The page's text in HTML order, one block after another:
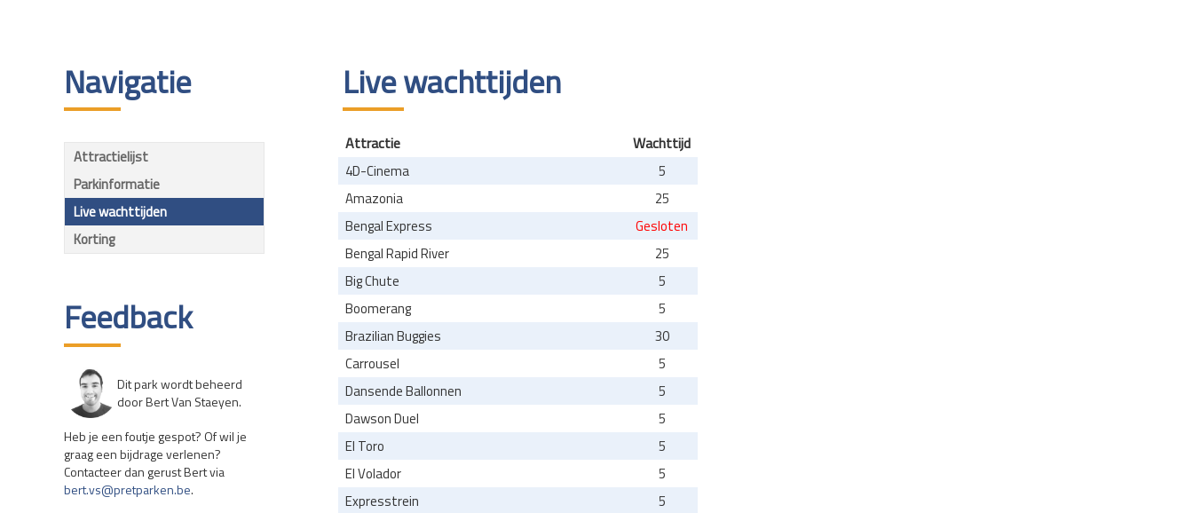
Navigatie
Attractielijst
Parkinformatie
Live wachttijden
Korting
Feedback
Dit park wordt beheerd
door Bert Van Staeyen.
Heb je een foutje gespot? Of wil je
graag een bijdrage verlenen?
Contacteer dan gerust Bert via
bert.vs@pretparken.be.
Live wachttijden
Attractie Wachttijd
4D-Cinema
5
Amazonia
25
Bengal Express
Gesloten
Bengal Rapid River
25
Big Chute
5
Boomerang
5
Brazilian Buggies
30
Carrousel
5
Dansende Ballonnen
5
Dawson Duel
5
El Toro
5
El Volador
5
Expresstrein
5